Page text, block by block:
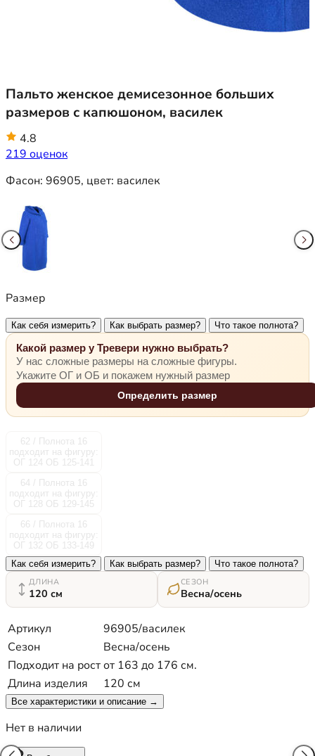
Пальто женское демисезонное больших
размеров с капюшоном, василек
4.8
219 оценок
Фасон: 96905, цвет: василек
Размер
Как себя измерить? Как выбрать размер? Что такое полнота?
Какой размер у Тревери нужно выбрать?
У нас сложные размеры на сложные фигуры.
Укажите ОГ и ОБ и покажем нужный размер
Определить размер
62 / Полнота 16
подходит на фигуру:
ОГ 124 ОБ 125-141
64 / Полнота 16
подходит на фигуру:
ОГ 128 ОБ 129-145
66 / Полнота 16
подходит на фигуру:
ОГ 132 ОБ 133-149
Как себя измерить?
Как выбрать размер?
Что такое полнота?
ДЛИНА
120 см
СЕЗОН
Весна/осень
Артикул
96905/василек
Сезон
Весна/осень
Подходит на ростот 163 до 176 см.
Длина изделия
120 см
Все характеристики и описание →
Нет в наличии